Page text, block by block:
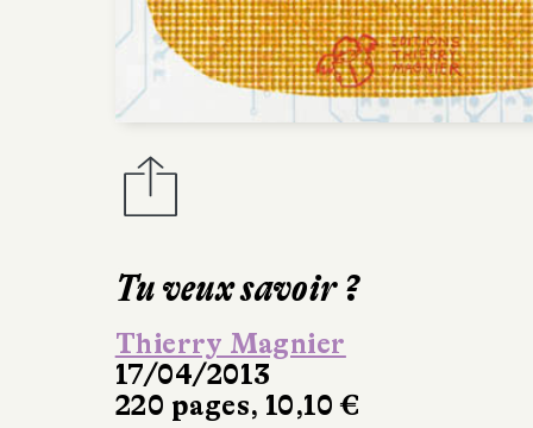
Tu veux savoir ?
Thierry Magnier
17/04/2013
220 pages, 10,10 €